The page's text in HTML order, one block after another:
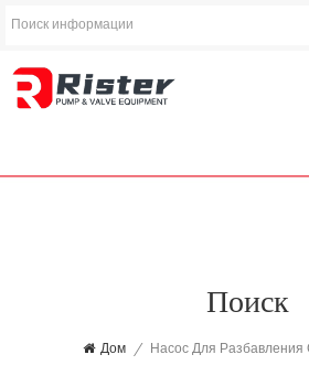
Поиск
Дом / Насос Для